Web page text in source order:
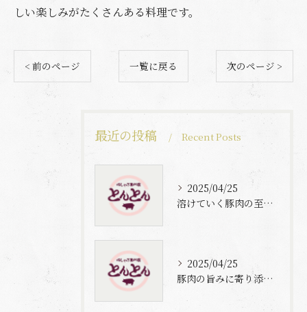
しい楽しみがたくさんある料理です。
< 前のページ 一覧に戻る 次のページ >
最近の投稿 Recent Posts
2025/04/25
溶けていく豚肉の至福体験
2025/04/25
豚肉の旨みに寄り添う自家製梅出汁の魅力